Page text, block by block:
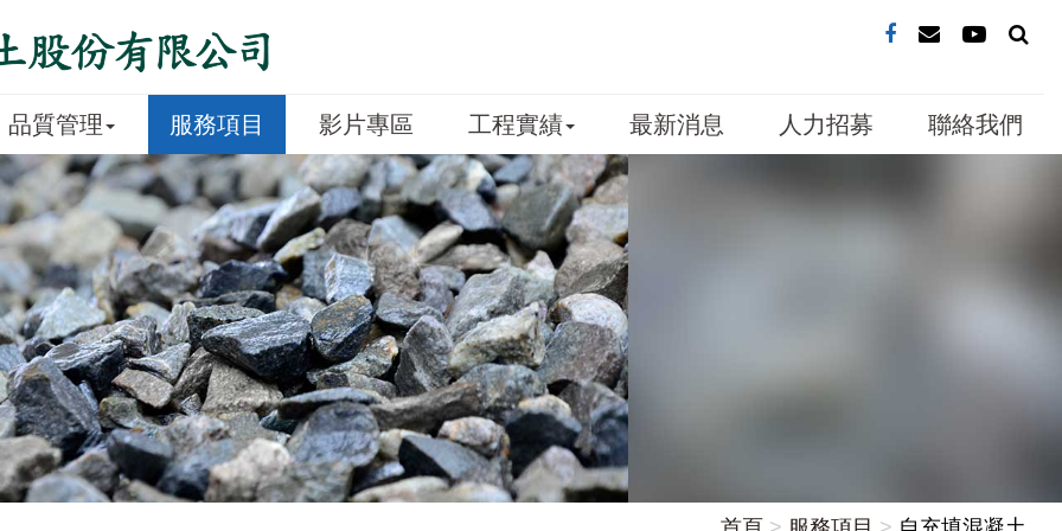
品質管理 服務項目 影片專區 工程實績 最新消息 人力招募 聯絡我們